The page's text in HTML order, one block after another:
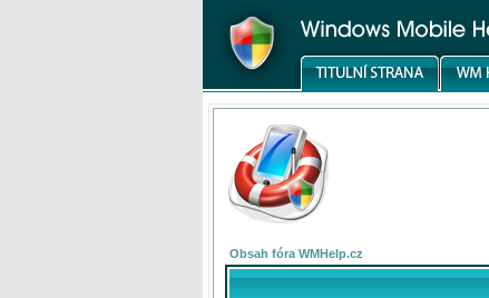
Obsah fóra WMHelp.cz